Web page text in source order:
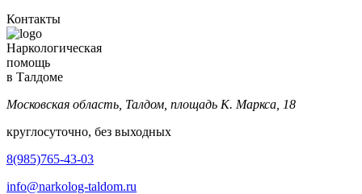
Контакты
Наркологическая
помощь
в Талдоме
Московская область, Талдом, площадь К. Маркса, 18
круглосуточно, без выходных
8(985)765-43-03
info@narkolog-taldom.ru